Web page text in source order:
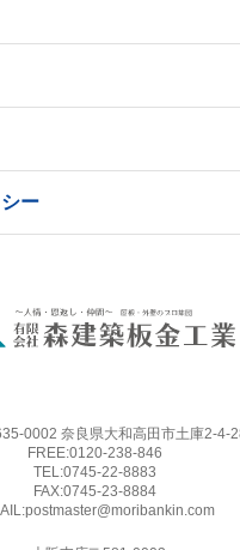
ー
0002 奈良県大和高田市土庫2-4-
FREE:0120-238-846
TEL:0745-22-8883
FAX:0745-23-8884
postmaster@moribankin.com